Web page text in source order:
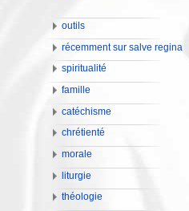
outils
récemment sur salve regina
spiritualité
famille
catéchisme
chrétienté
morale
liturgie
théologie